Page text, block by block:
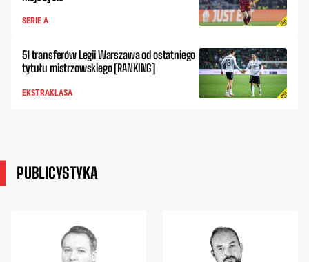
SERIE A
51 transferów Legii Warszawa od ostatniego
tytułu mistrzowskiego [RANKING]
EKSTRAKLASA
PUBLICYSTYKA